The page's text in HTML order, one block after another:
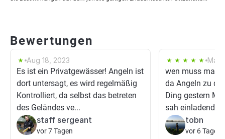
Bewertungen
Aug 18, 2023
Es ist ein Privatgewässer! Angeln ist
dort untersagt, es wird regelmäßig
Kontrolliert, da selbst das betreten
des Geländes ve...
staff sergeant
vor 7 Tagen
Mar
wen muss man
da Angeln zu
Ding gestern
sah einladend
tobn
vor 6 Tagen